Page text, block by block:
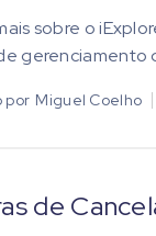
sobre o
gerenciamento
por Miguel Coelho
de